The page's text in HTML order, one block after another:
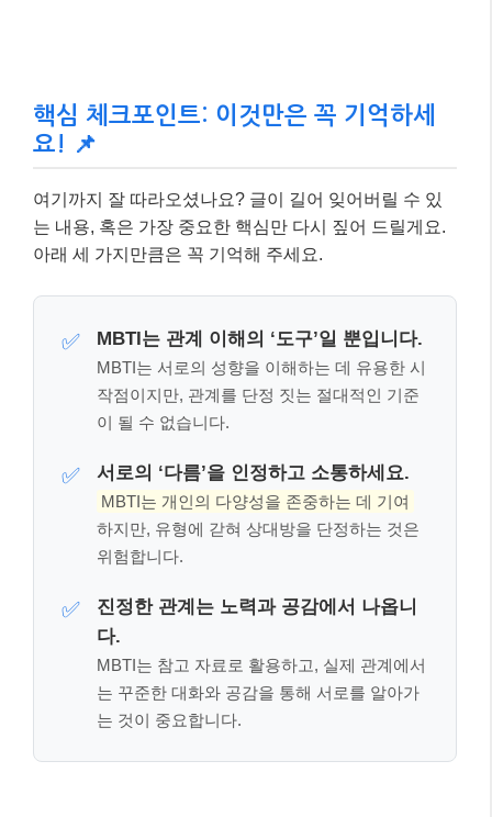
핵심 체크포인트: 이것만은 꼭 기억하세
요! 📌
여기까지 잘 따라오셨나요? 글이 길어 잊어버릴 수 있
는 내용, 혹은 가장 중요한 핵심만 다시 짚어 드릴게요.
아래 세 가지만큼은 꼭 기억해 주세요.
✅ MBTI는 관계 이해의 ‘도구’일 뿐입니다.
MBTI는 서로의 성향을 이해하는 데 유용한 시
작점이지만, 관계를 단정 짓는 절대적인 기준
이 될 수 없습니다.
✅ 서로의 ‘다름’을 인정하고 소통하세요.
MBTI는 개인의 다양성을 존중하는 데 기여
하지만, 유형에 갇혀 상대방을 단정하는 것은
위험합니다.
✅
진정한 관계는 노력과 공감에서 나옵니
다.
MBTI는 참고 자료로 활용하고, 실제 관계에서
는 꾸준한 대화와 공감을 통해 서로를 알아가
는 것이 중요합니다.